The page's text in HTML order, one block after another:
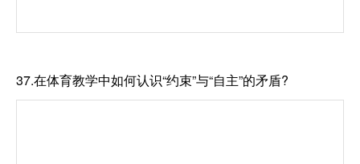
37.在体育教学中如何认识“约束”与“自主”的矛盾?